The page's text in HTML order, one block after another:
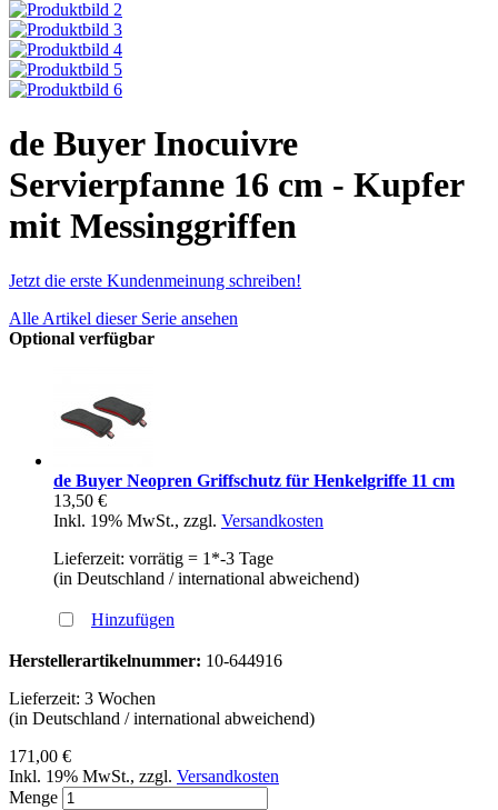
de Buyer Inocuivre
Servierpfanne 16 cm - Kupfer
mit Messinggriffen
Jetzt die erste Kundenmeinung schreiben!
Alle Artikel dieser Serie ansehen
Optional verfügbar
de Buyer Neopren Griffschutz für Henkelgriffe 11 cm
13,50 €
Inkl. 19% MwSt., zzgl. Versandkosten
Lieferzeit: vorrätig = 1*-3 Tage
(in Deutschland / international abweichend)
Hinzufügen
Herstellerartikelnummer: 10-644916
Lieferzeit: 3 Wochen
(in Deutschland / international abweichend)
171,00 €
Inkl. 19% MwSt., zzgl. Versandkosten
Menge